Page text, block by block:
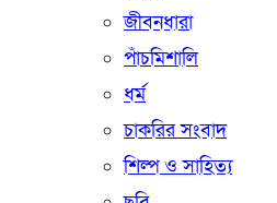
জীবনধারা
পাঁচমিশালি
ধর্ম
চাকরির সংবাদ
শিল্প ও সাহিত্য